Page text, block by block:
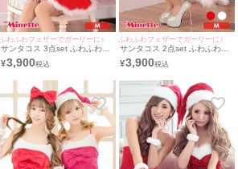
ふわふわフェザーでガーリーに♪
サンタコス 3点set ふわふわフ
ェザーデザインAラインプチプ
ラ サンタ コスプレ [ワンピー
¥3,900
ふわふわフェザーでガーリーに♪
サンタコス 2点set ふわふわフ
ェザープチプラ サンタ コスプ
レ [トップス+スカート]
¥3,900